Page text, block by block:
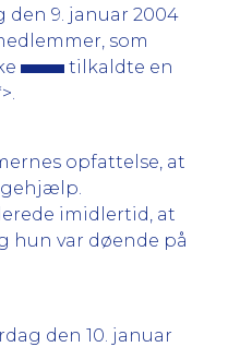
den 9. januar 2004
som
tilkaldte en
opfattelse, at
imidlertid, at
hun var døende på
den 10. januar